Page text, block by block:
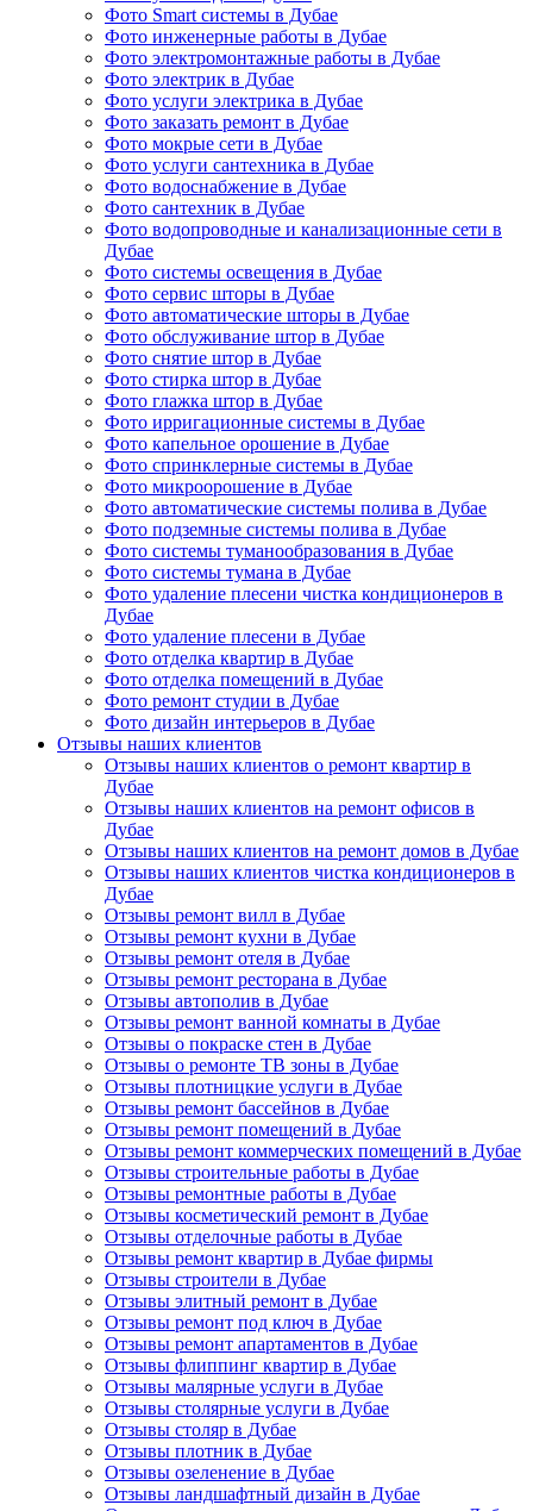
Фото Smart системы в Дубае
Фото инженерные работы в Дубае
Фото электромонтажные работы в Дубае
Фото электрик в Дубае
Фото услуги электрика в Дубае
Фото заказать ремонт в Дубае
Фото мокрые сети в Дубае
Фото услуги сантехника в Дубае
Фото водоснабжение в Дубае
Фото сантехник в Дубае
Фото водопроводные и канализационные сети в
Дубае
Фото системы освещения в Дубае
Фото сервис шторы в Дубае
Фото автоматические шторы в Дубае
Фото обслуживание штор в Дубае
Фото снятие штор в Дубае
Фото стирка штор в Дубае
Фото глажка штор в Дубае
Фото ирригационные системы в Дубае
Фото капельное орошение в Дубае
Фото спринклерные системы в Дубае
Фото микроорошение в Дубае
Фото автоматические системы полива в Дубае
Фото подземные системы полива в Дубае
Фото системы туманообразования в Дубае
Фото системы тумана в Дубае
Фото удаление плесени чистка кондиционеров в
Дубае
Фото удаление плесени в Дубае
Фото отделка квартир в Дубае
Фото отделка помещений в Дубае
Фото ремонт студии в Дубае
Фото дизайн интерьеров в Дубае
Отзывы наших клиентов
Отзывы наших клиентов о ремонт квартир в
Дубае
Отзывы наших клиентов на ремонт офисов в
Дубае
Отзывы наших клиентов на ремонт домов в Дубае
Отзывы наших клиентов чистка кондиционеров в
Дубае
Отзывы ремонт вилл в Дубае
Отзывы ремонт кухни в Дубае
Отзывы ремонт отеля в Дубае
Отзывы ремонт ресторана в Дубае
Отзывы автополив в Дубае
Отзывы ремонт ванной комнаты в Дубае
Отзывы о покраске стен в Дубае
Отзывы о ремонте ТВ зоны в Дубае
Отзывы плотницкие услуги в Дубае
Отзывы ремонт бассейнов в Дубае
Отзывы ремонт помещений в Дубае
Отзывы ремонт коммерческих помещений в Дубае
Отзывы строительные работы в Дубае
Отзывы ремонтные работы в Дубае
Отзывы косметический ремонт в Дубае
Отзывы отделочные работы в Дубае
Отзывы ремонт квартир в Дубае фирмы
Отзывы строители в Дубае
Отзывы элитный ремонт в Дубае
Отзывы ремонт под ключ в Дубае
Отзывы ремонт апартаментов в Дубае
Отзывы флиппинг квартир в Дубае
Отзывы малярные услуги в Дубае
Отзывы столярные услуги в Дубае
Отзывы столяр в Дубае
Отзывы плотник в Дубае
Отзывы озеленение в Дубае
Отзывы ландшафтный дизайн в Дубае